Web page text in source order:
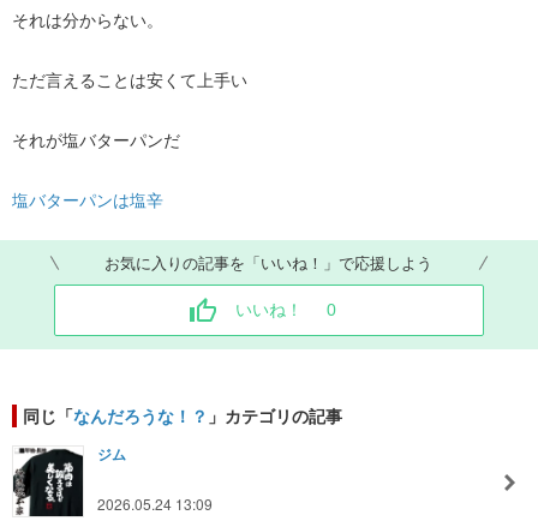
それは分からない。
ただ言えることは安くて上手い
それが塩バターパンだ
塩バターパンは塩辛
お気に入りの記事を「いいね！」で応援しよう
いいね！ 0
同じ「なんだろうな！？ 」カテゴリの記事
ジム
2026.05.24 13:09